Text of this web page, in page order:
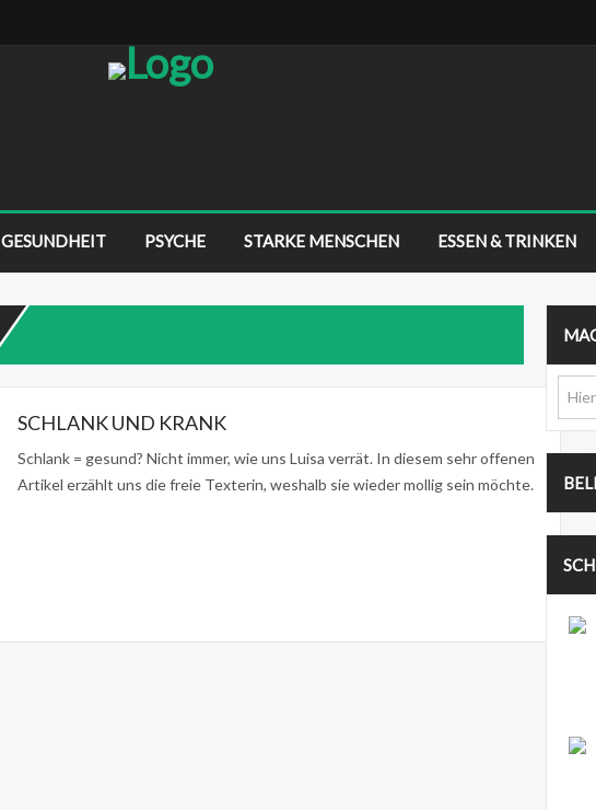
GESUNDHEIT PSYCHE STARKE MENSCHEN ESSEN & TRINKEN
SCHLANK UND KRANK
Schlank = gesund? Nicht immer, wie uns Luisa verrät. In diesem sehr offenen
Artikel erzählt uns die freie Texterin, weshalb sie wieder mollig sein möchte.